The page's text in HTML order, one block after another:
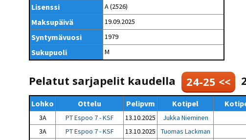
Valiokunnat
Strategia 2025-2030
Vastuullisuus
Ilmoita epäasiallisesta
käytöksestä
Hallintosääntö
NETU in English
ohjeet
Rating-artikkelit
Rating-manuaali
Julkaistut Rating-listat
Päivärating
6-divisioona
Sarjatiedotteet
Pelipaikat ja
joukkueiden
yhteyshenkilöt
Seurasiirrot
Kisajärjestäjien
kautta
Lisenssi A (2526)
Maksupäivä 19.09.2025
Syntymävuosi 1979
Sukupuoli M
Pelatut sarjapelit kaudella 24-25 <<
Lohko Ottelu Pelipvm Kotipel
3A PT Espoo 7 - KSF 13.10.2025 Jukka Nieminen
3A
PT Espoo 7 - KSF 13.10.2025 Tuomas Lackman